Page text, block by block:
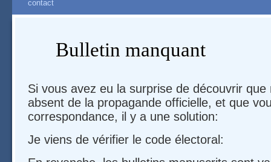
contact
Bulletin manquant
Si vous avez eu la surprise de découvrir que
absent de la propagande officielle, et que
correspondance, il y a une solution:
Je viens de vérifier le code électoral: